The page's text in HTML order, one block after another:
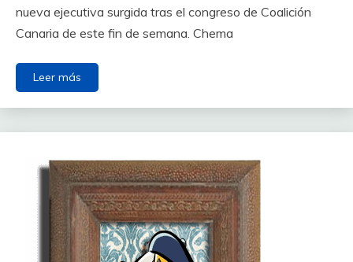
nueva ejecutiva surgida tras el congreso de Coalición
Canaria de este fin de semana. Chema
Leer más